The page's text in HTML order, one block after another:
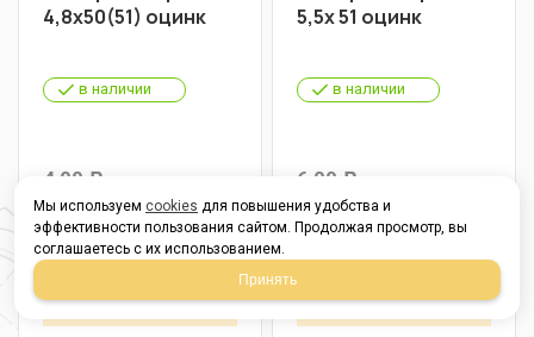
4,8х50(51) оцинк
в наличии
4,00 Р
В упаковке 200
От 1 шт 4,00Р
От 200 шт 2,40Р
5,5х 51 оцинк
в наличии
6,00 Р
В упаковке 150
От 1 шт 6,00Р
От 150 шт 3,80Р
Мы используем cookies для повышения удобства и
эффективности пользования сайтом. Продолжая просмотр, вы
соглашаетесь с их использованием.
Принять